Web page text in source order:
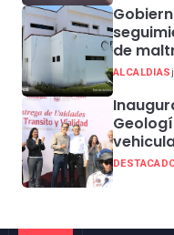
de
ALCALDIAS
Madero